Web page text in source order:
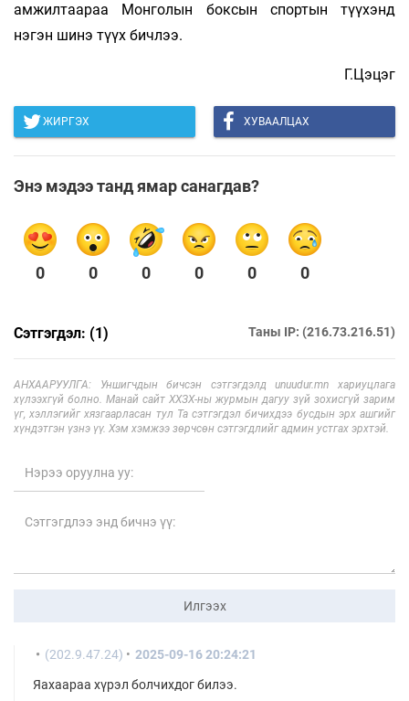
амжилтаараа Монголын боксын спортын түүхэнд
нэгэн шинэ түүх бичлээ.
Г.Цэцэг
ЖИРГЭХ ХУВААЛЦАХ
Энэ мэдээ танд ямар санагдав?
0 0 0 0 0 0
Сэтгэгдэл: (1) Таны IP: (216.73.216.51)
АНХААРУУЛГА: Уншигчдын бичсэн сэтгэгдэлд unuudur.mn хариуцлага
хүлээхгүй болно. Манай сайт ХХЗХ-ны журмын дагуу зүй зохисгүй зарим
үг, хэллэгийг хязгаарласан тул Та сэтгэгдэл бичихдээ бусдын эрх ашгийг
хүндэтгэн үзнэ үү. Хэм хэмжээ зөрчсөн сэтгэгдлийг админ устгах эрхтэй.
Илгээх
(202.9.47.24) 2025-09-16 20:24:21
Яахаараа хүрэл болчихдог билээ.